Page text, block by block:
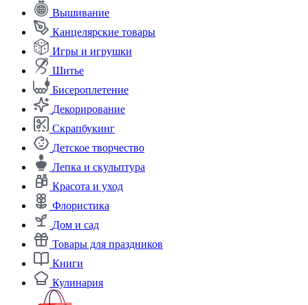
Вышивание
Канцелярские товары
Игры и игрушки
Шитье
Бисероплетение
Декорирование
Скрапбукинг
Детское творчество
Лепка и скульптура
Красота и уход
Флористика
Дом и сад
Товары для праздников
Книги
Кулинария